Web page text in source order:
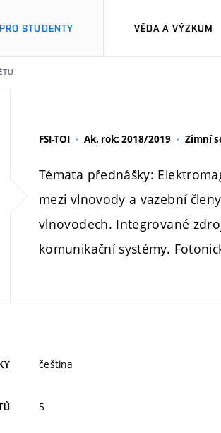
PRO STUDENTY VĚDA A VÝZKUM
FSI-TOI Ak. rok: 2018/2019 Zimní
Témata přednášky:
mezi vlnovody a vazební
vlnovodech. Integrované
komunikační systémy.
čeština
5